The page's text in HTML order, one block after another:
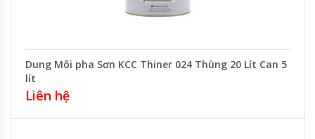
Dung Môi pha Sơn KCC Thiner 024 Thùng 20 Lít Can 5
lít
Liên hệ